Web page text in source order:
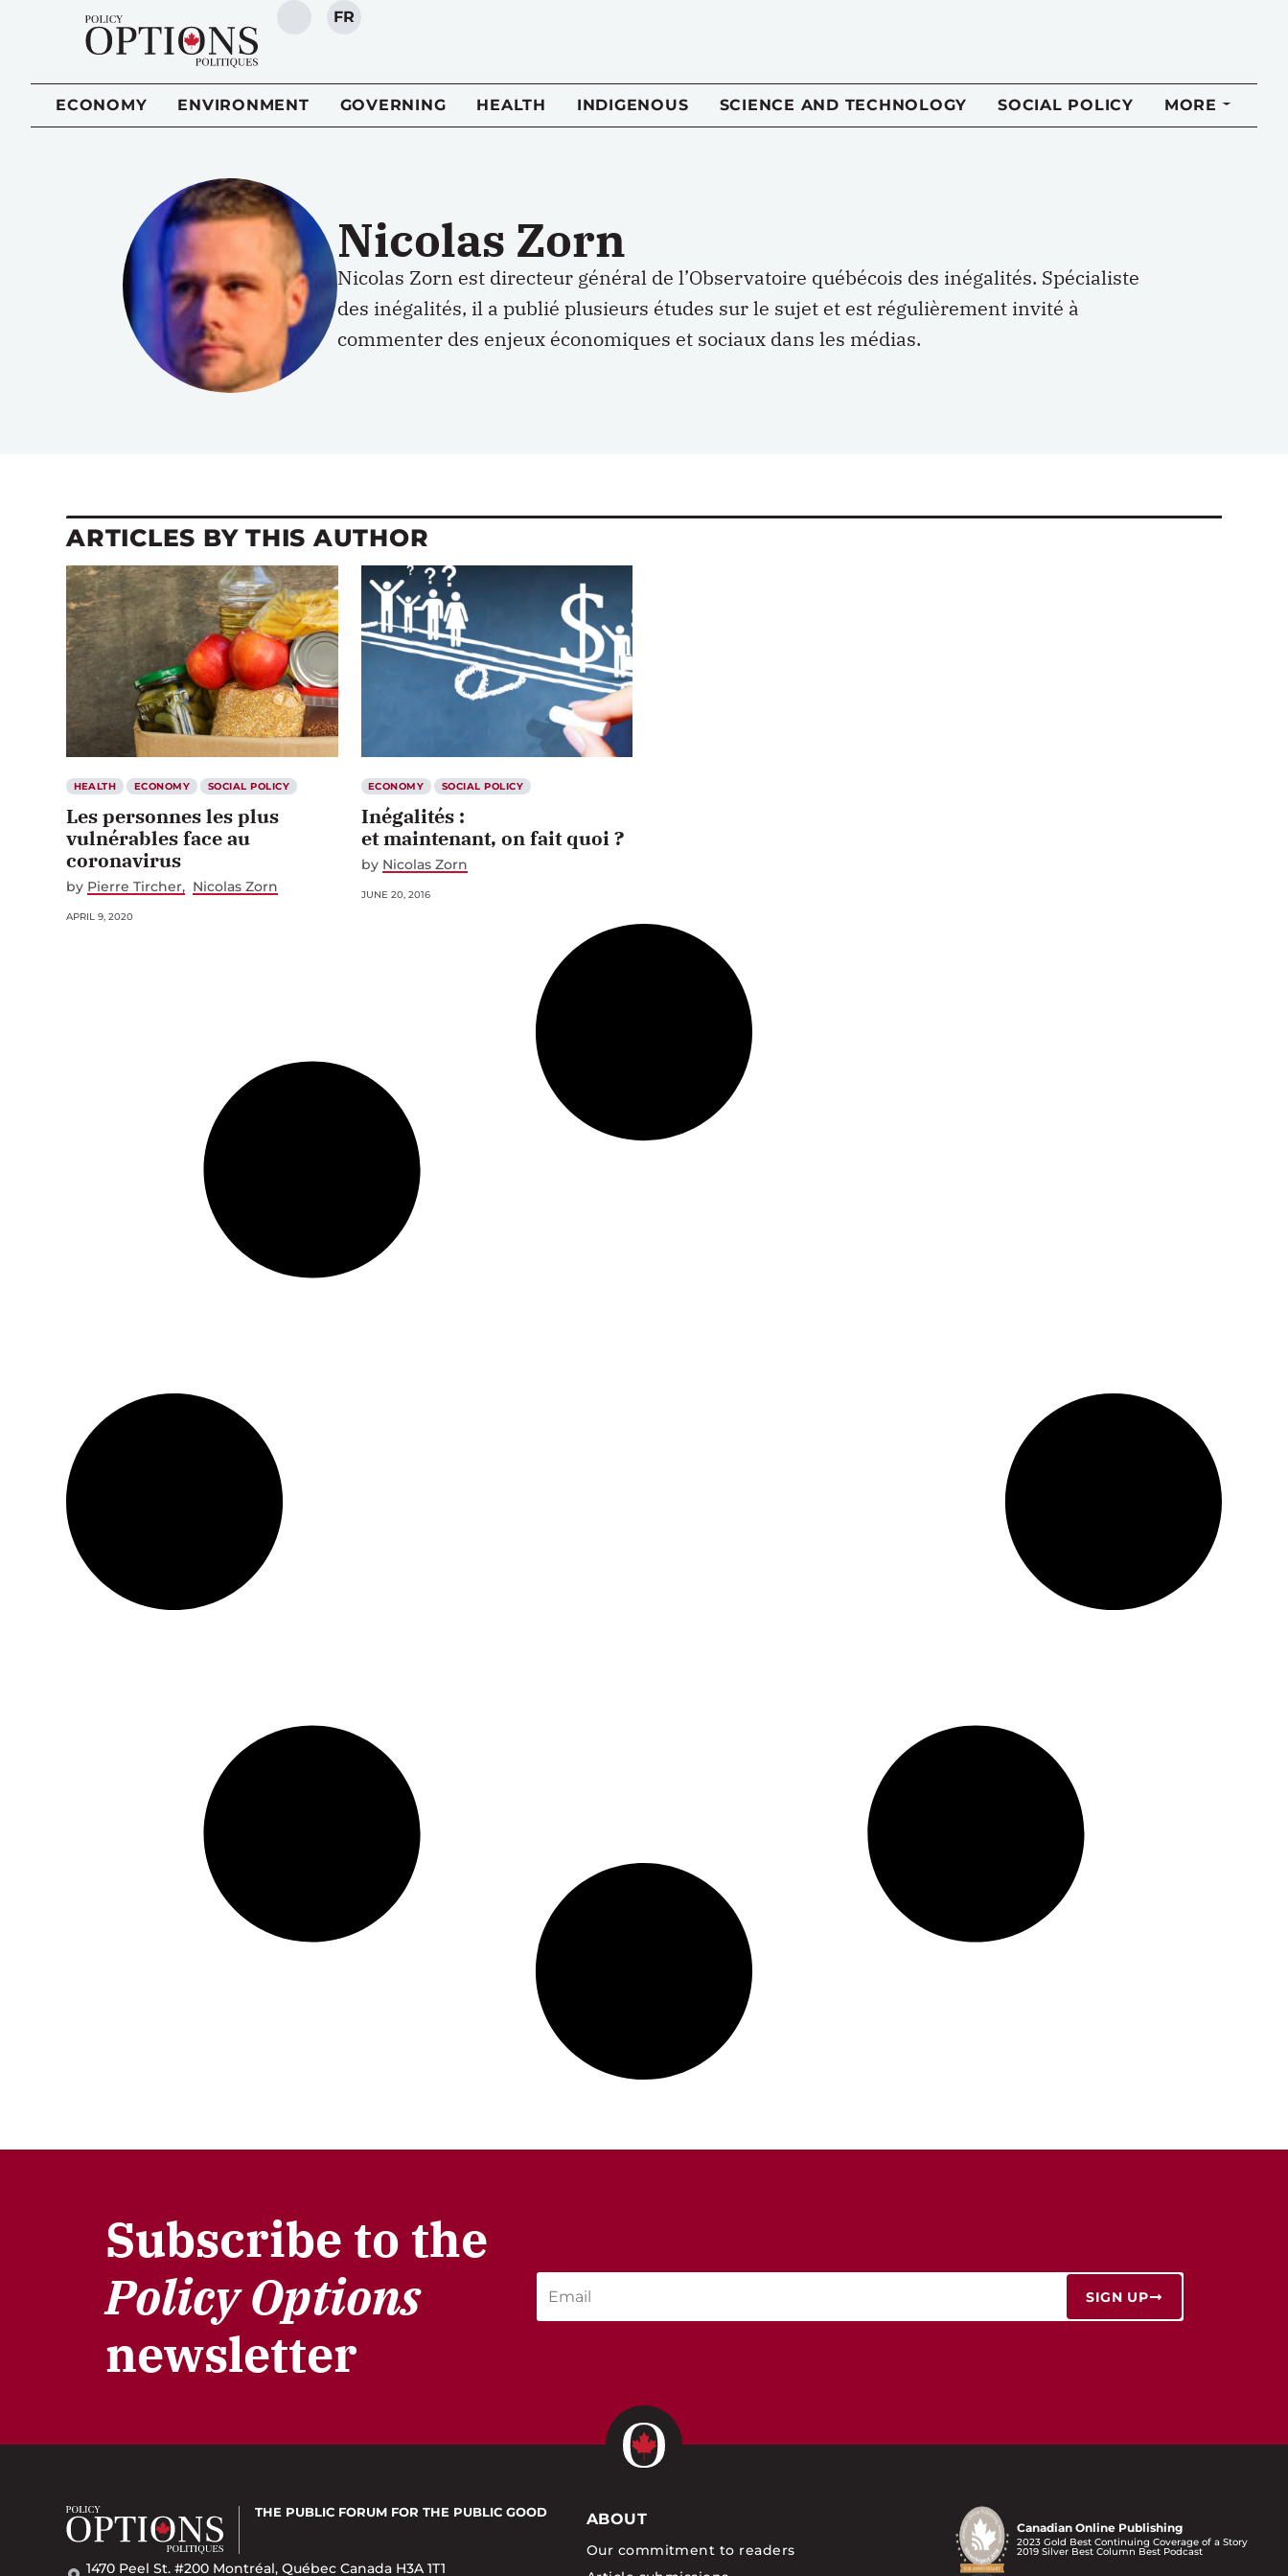
SEARCH
FR
ECONOMY ENVIRONMENT GOVERNING HEALTH INDIGENOUS SCIENCE AND TECHNOLOGY SOCIAL POLICY MORE
Nicolas Zorn
Nicolas Zorn est directeur général de l’Observatoire québécois des inégalités. Spécialiste
des inégalités, il a publié plusieurs études sur le sujet et est régulièrement invité à
commenter des enjeux économiques et sociaux dans les médias.
ARTICLES BY THIS AUTHOR
HEALTH ECONOMY SOCIAL POLICY
Les personnes les plus
vulnérables face au
coronavirus
by Pierre Tircher Nicolas Zorn
APRIL 9, 2020
ECONOMY SOCIAL POLICY
Inégalités :
et maintenant, on fait quoi ?
by Nicolas Zorn
JUNE 20, 2016
Subscribe to the
Policy Options
newsletter
SIGN UP
THE PUBLIC FORUM FOR THE PUBLIC GOOD
1470 Peel St. #200 Montréal, Québec Canada H3A 1T1
ABOUT
Our commitment to readers
Canadian Online Publishing
2023 Gold Best Continuing Coverage of a Story
2019 Silver Best Column Best Podcast